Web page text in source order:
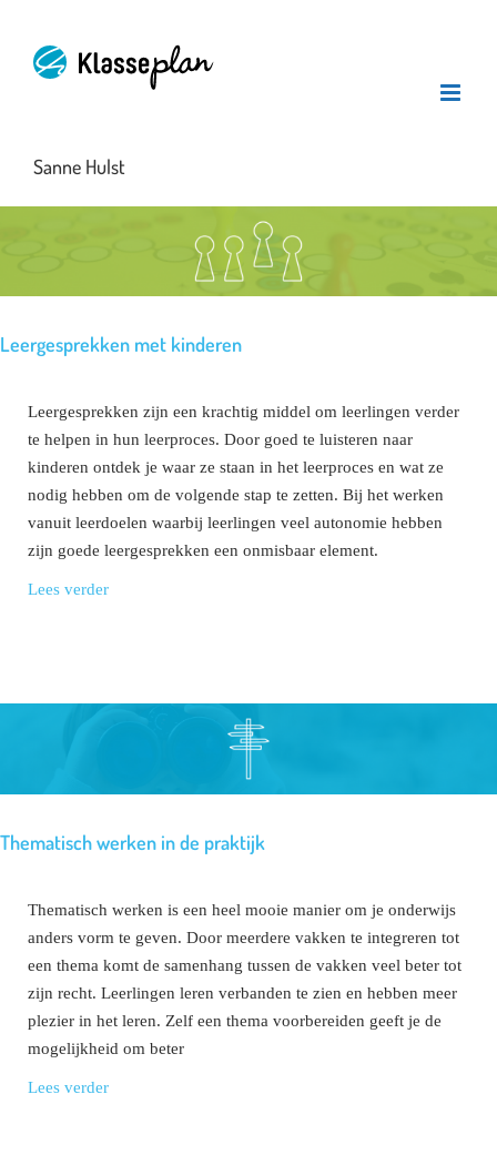
inhoud
Sanne Hulst
Leergesprekken met kinderen
Leergesprekken zijn een krachtig middel om leerlingen verder
te helpen in hun leerproces. Door goed te luisteren naar
kinderen ontdek je waar ze staan in het leerproces en wat ze
nodig hebben om de volgende stap te zetten. Bij het werken
vanuit leerdoelen waarbij leerlingen veel autonomie hebben
zijn goede leergesprekken een onmisbaar element.
Lees verder
Thematisch werken in de praktijk
Thematisch werken is een heel mooie manier om je onderwijs
anders vorm te geven. Door meerdere vakken te integreren tot
een thema komt de samenhang tussen de vakken veel beter tot
zijn recht. Leerlingen leren verbanden te zien en hebben meer
plezier in het leren. Zelf een thema voorbereiden geeft je de
mogelijkheid om beter
Lees verder